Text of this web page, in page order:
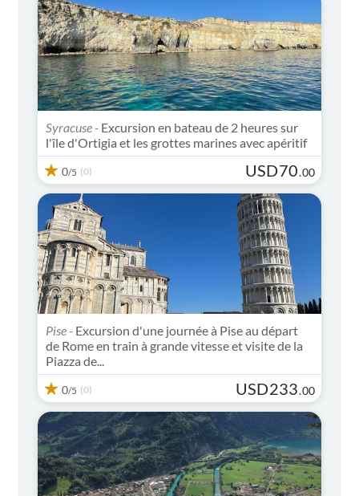
Syracuse - Excursion en bateau de 2 heures sur
l'île d'Ortigia et les grottes marines avec apéritif
0/5 (0) USD70.00
Pise - Excursion d'une journée à Pise au départ
de Rome en train à grande vitesse et visite de la
Piazza de...
0/5 (0) USD233.00